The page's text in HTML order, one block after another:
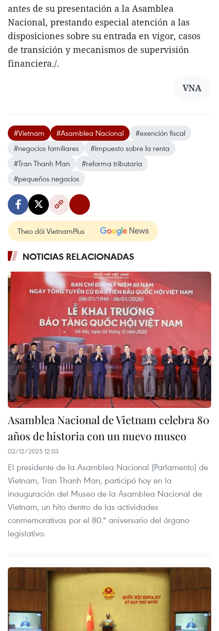
antes de su presentación a la Asamblea
Nacional, prestando especial atención a las
disposiciones sobre su entrada en vigor, casos
de transición y mecanismos de supervisión
financiera./.
VNA
#Vietnam #Asamblea Nacional
#exención fiscal
#negocios familiares
#impuesto sobre la renta
#Tran Thanh Man
#reforma tributaria
#pequeños negocios
Theo dõi VietnamPlus
NOTICIAS RELACIONADAS
Asamblea Nacional de Vietnam celebra 80
años de historia con un nuevo museo
02/12/2025 12:03
El presidente de la Asamblea Nacional (Parlamento) de
Vietnam, Tran Thanh Man, participó hoy en la
inauguración del Museo de la Asamblea Nacional de
Vietnam, un hito dentro de las actividades
conmemorativas por el 80.º aniversario del órgano
legislativo.